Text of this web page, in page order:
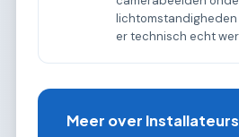
er technisch echt
Meer over